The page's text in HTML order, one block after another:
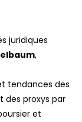
juridiques
,
tendances des
des proxys par
et